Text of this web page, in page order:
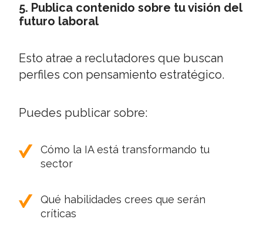
5. Publica contenido sobre tu visión del
futuro laboral
Esto atrae a reclutadores que buscan
perfiles con pensamiento estratégico.
Puedes publicar sobre:
Cómo la IA está transformando tu
sector
Qué habilidades crees que serán
críticas